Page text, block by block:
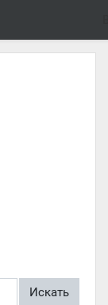
Искать